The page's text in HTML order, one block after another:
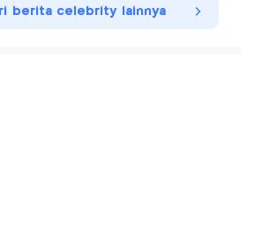
berita celebrity lainnya